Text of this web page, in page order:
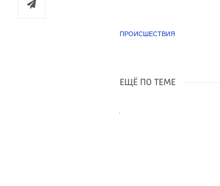
ПРОИСШЕСТВИЯ
ЕЩЁ ПО ТЕМЕ